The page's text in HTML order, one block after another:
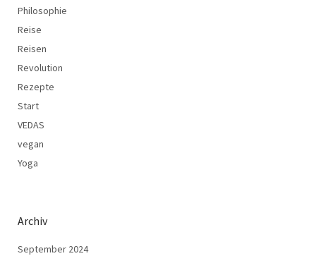
Philosophie
Reise
Reisen
Revolution
Rezepte
Start
VEDAS
vegan
Yoga
Archiv
September 2024